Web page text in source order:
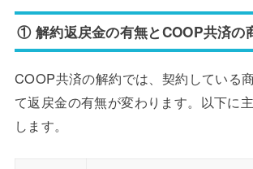
① 解約返戻金の有無とCOOP共済の
COOP共済の解約では、契約している
て返戻金の有無が変わります。以下に
します。